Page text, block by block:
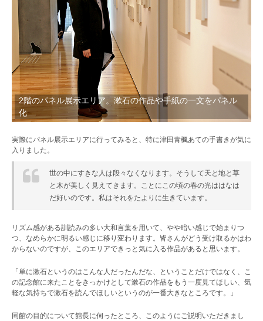
2階のパネル展示エリア。漱石の作品や手紙の一文をパネル
化
実際にパネル展示エリアに行ってみると、特に津田青楓あての手書きが気に
入りました。
世の中にすきな人は段々なくなります。そうして天と地と草
と木が美しく見えてきます。ことにこの頃の春の光ははなは
だ好いのです。私はそれをたよりに生きています。
リズム感がある訓読みの多い大和言葉を用いて、やや暗い感じで始まりつ
つ、なめらかに明るい感じに移り変わります。皆さんがどう受け取るかはわ
からないのですが、このエリアできっと気に入る作品があると思います。
「単に漱石というのはこんな人だったんだな、ということだけではなく、こ
の記念館に来たことをきっかけとして漱石の作品をもう一度見てほしい、気
軽な気持ちで漱石を読んでほしいというのが一番大きなところです。」
同館の目的について館長に伺ったところ、このようにご説明いただきまし